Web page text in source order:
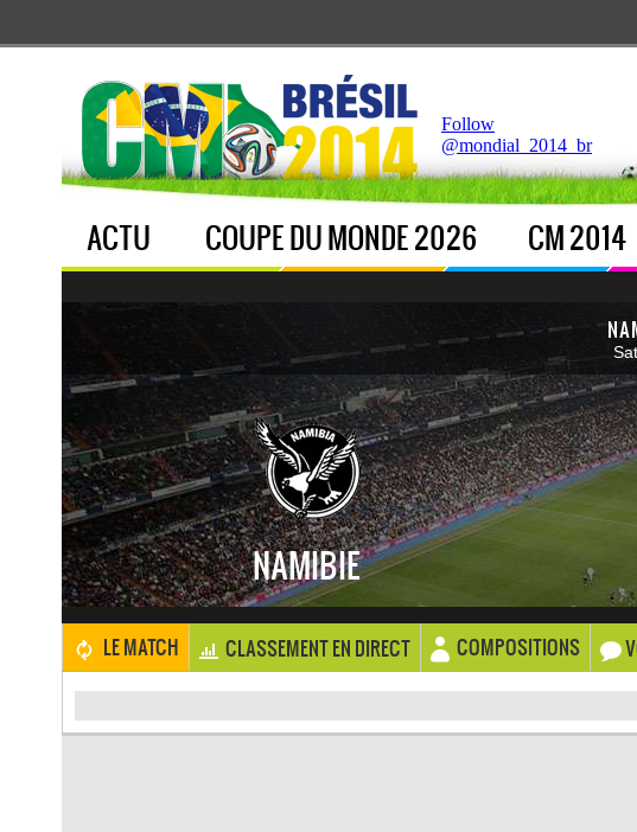
Follow
@mondial_2014_br
ACTU COUPE DU MONDE 2026 CM 2014
NAMIBIE
LE MATCH CLASSEMENT EN DIRECT COMPOSITIONS